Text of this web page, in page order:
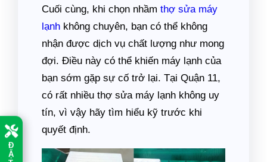
Đ
Ặ
Cuối cùng, khi chọn nhầm thợ sửa máy
lạnh không chuyên, bạn có thể không
nhận được dịch vụ chất lượng như mong
đợi. Điều này có thể khiến máy lạnh của
bạn sớm gặp sự cố trở lại. Tại Quận 11,
có rất nhiều thợ sửa máy lạnh không uy
tín, vì vậy hãy tìm hiểu kỹ trước khi
quyết định.